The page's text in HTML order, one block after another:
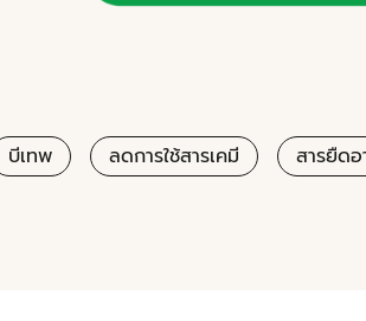
บีเทพ ลดการใช้สารเคมี สารยืด